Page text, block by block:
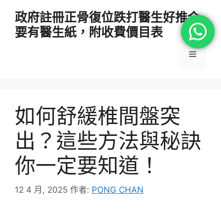
政府註冊正骨復位跌打醫生好推介
要有醫生紙，附收費價目表
選
如何舒緩椎間盤突
出？這些方法與秘訣
你一定要知道！
12 4 月, 2025 作者: PONG CHAN